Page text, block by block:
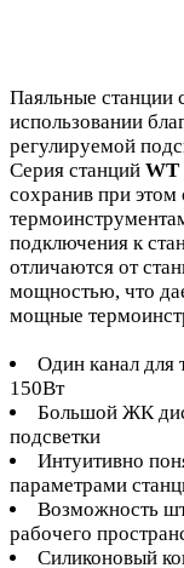
Паяльные станции
использовании
регулируемой
Серия станций WT
сохранив при этом
подключения к
отличаются от
мощностью, что
мощные
Один канал для
150Вт
Большой ЖК
подсветки
Интуитивно
параметрами
Возможность
рабочего
Силиконовый